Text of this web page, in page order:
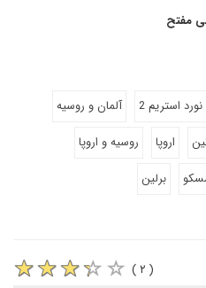
مفتح
نورد استریم 2
آلمان و روسیه
اروپا
روسیه و اروپا
برلین
( ۲ )